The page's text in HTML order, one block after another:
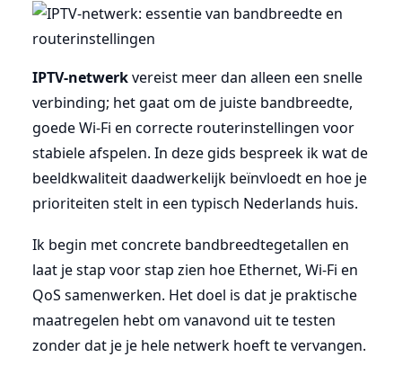
IPTV-netwerkvereist meer dan alleen een snelle
verbinding; het gaat om de juiste bandbreedte,
goede Wi-Fi en correcte routerinstellingen voor
stabiele afspelen. In deze gids bespreek ik wat de
beeldkwaliteit daadwerkelijk beïnvloedt en hoe je
prioriteiten stelt in een typisch Nederlands huis.
Ik begin met concrete bandbreedtegetallen en
laat je stap voor stap zien hoe Ethernet, Wi-Fi en
QoS samenwerken. Het doel is dat je praktische
maatregelen hebt om vanavond uit te testen
zonder dat je je hele netwerk hoeft te vervangen.